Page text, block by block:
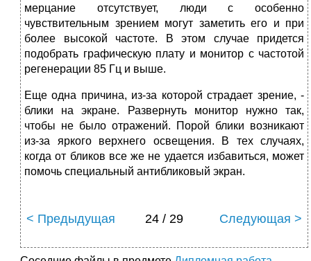
мерцание отсутствует, люди с особенно
чувствительным зрением могут заметить его и при
более высокой частоте. В этом случае придется
подобрать графическую плату и монитор с частотой
регенерации 85 Гц и выше.
Еще одна причина, из-за которой страдает зрение, -
блики на экране. Развернуть монитор нужно так,
чтобы не было отражений. Порой блики возникают
из-за яркого верхнего освещения. В тех случаях,
когда от бликов все же не удается избавиться, может
помочь специальный антибликовый экран.
< Предыдущая 24 / 29 Следующая >